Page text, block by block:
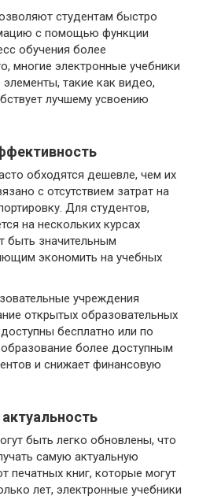
студентам быстро
с помощью функции
обучения более
многие электронные учебники
такие как видео,
лучшему усвоению
обходятся дешевле, чем их
с отсутствием затрат на
Для студентов,
на нескольких курсах
быть значительным
экономить на учебных
учреждения
открытых образовательных
бесплатно или по
более доступным
и снижает финансовую
быть легко обновлены, что
самую актуальную
печатных книг, которые могут
лет, электронные учебники